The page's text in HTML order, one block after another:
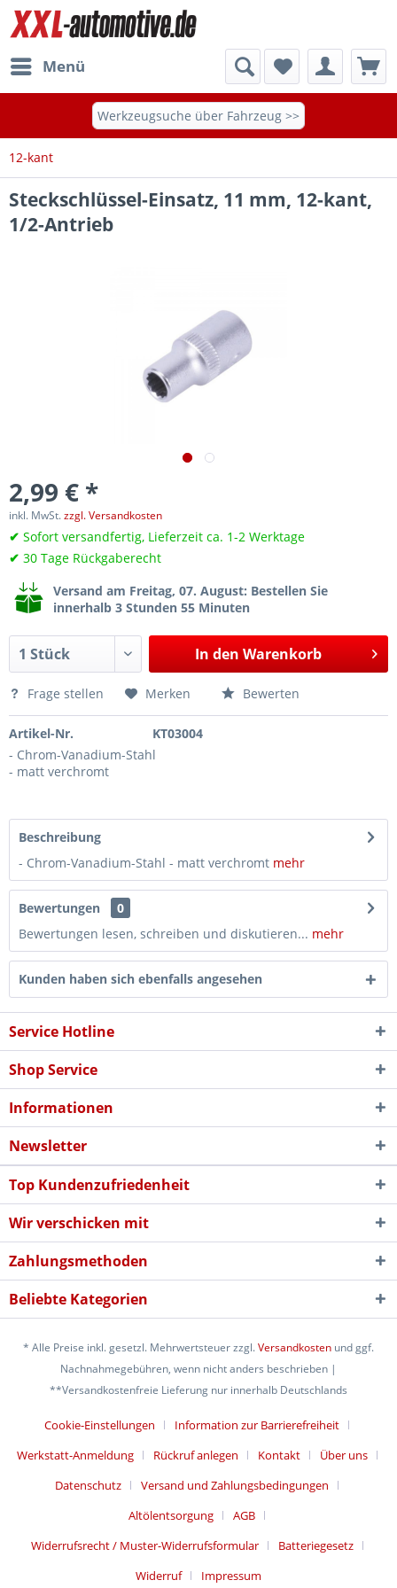
Menü
Werkzeugsuche über Fahrzeug >>
12-kant
Steckschlüssel-Einsatz, 11 mm, 12-kant,
1/2-Antrieb
2,99 € *
inkl. MwSt.zzgl. Versandkosten
✔ Sofort versandfertig, Lieferzeit ca. 1-2 Werktage
✔ 30 Tage Rückgaberecht
Versand am Freitag, 07. August: Bestellen Sie
innerhalb 3 Stunden 55 Minuten
In den Warenkorb
Frage stellen Merken Bewerten
Artikel-Nr.
KT03004
- Chrom-Vanadium-Stahl
- matt verchromt
Beschreibung
- Chrom-Vanadium-Stahl - matt verchromt mehr
Bewertungen
0
Bewertungen lesen, schreiben und diskutieren... mehr
Kunden haben sich ebenfalls angesehen
Service Hotline
Shop Service
Informationen
Newsletter
Top Kundenzufriedenheit
Wir verschicken mit
Zahlungsmethoden
Beliebte Kategorien
* Alle Preise inkl. gesetzl. Mehrwertsteuer zzgl.Versandkosten und ggf.
Nachnahmegebühren, wenn nicht anders beschrieben |
**Versandkostenfreie Lieferung nur innerhalb Deutschlands
Cookie-Einstellungen
Information zur Barrierefreiheit
Werkstatt-Anmeldung
Rückruf anlegen Kontakt
Über uns
Datenschutz
Versand und Zahlungsbedingungen
Altölentsorgung
AGB
Widerrufsrecht / Muster-Widerrufsformular
Batteriegesetz
Widerruf
Impressum